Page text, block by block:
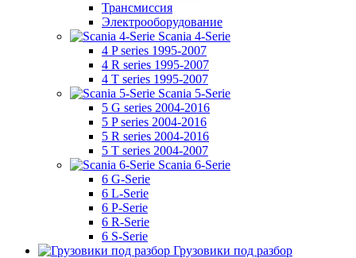
Трансмиссия
Электрооборудование
Scania 4-Serie
4 P series 1995-2007
4 R series 1995-2007
4 T series 1995-2007
Scania 5-Serie
5 G series 2004-2016
5 P series 2004-2016
5 R series 2004-2016
5 T series 2004-2007
Scania 6-Serie
6 G-Serie
6 L-Serie
6 P-Serie
6 R-Serie
6 S-Serie
Грузовики под разбор